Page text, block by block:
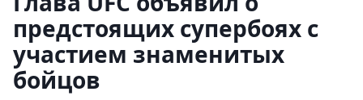
предстоящих супербоях с
участием знаменитых
бойцов